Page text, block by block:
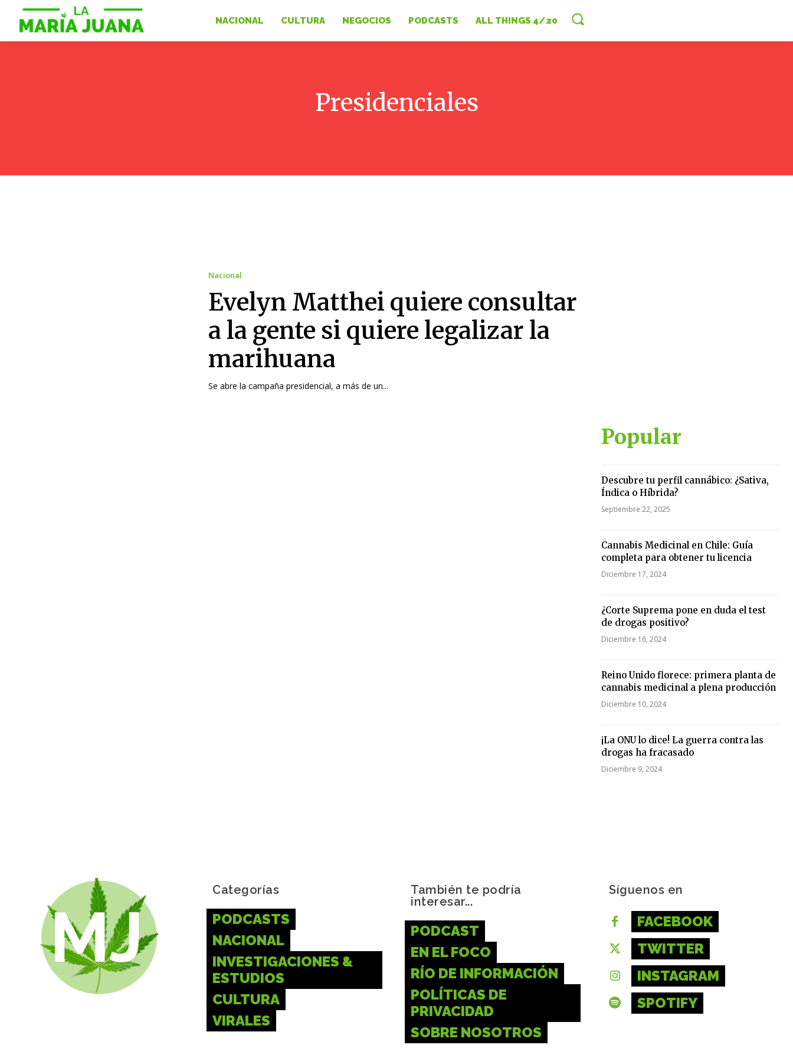
NACIONAL CULTURA NEGOCIOS PODCASTS ALL THINGS 4/20
Presidenciales
Nacional
Evelyn Matthei quiere consultar
a la gente si quiere legalizar la
marihuana
Se abre la campaña presidencial, a más de un...
Popular
Descubre tu perfil cannábico: ¿Sativa,
Índica o Híbrida?
Septiembre 22, 2025
Cannabis Medicinal en Chile: Guía
completa para obtener tu licencia
Diciembre 17, 2024
¿Corte Suprema pone en duda el test
de drogas positivo?
Diciembre 16, 2024
Reino Unido florece: primera planta de
cannabis medicinal a plena producción
Diciembre 10, 2024
¡La ONU lo dice! La guerra contra las
drogas ha fracasado
Diciembre 9, 2024
Categorías
PODCASTS
NACIONAL
INVESTIGACIONES &
ESTUDIOS
CULTURA
VIRALES
También te podría
interesar...
PODCAST
EN EL FOCO
RÍO DE INFORMACIÓN
POLÍTICAS DE
PRIVACIDAD
SOBRE NOSOTROS
Síguenos en
FACEBOOK
TWITTER
INSTAGRAM
SPOTIFY